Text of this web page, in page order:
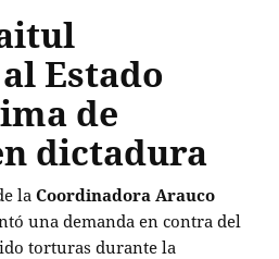
Estado
de
dictadura
laCoordinadora Arauco
una demanda en contra del
torturas durante la